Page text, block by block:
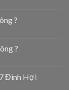
?
?
Đinh Hợi